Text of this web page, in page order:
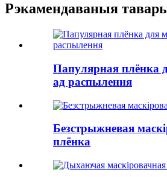
Рэкамендаваныя
Папулярная плёнка
ад распылення
Безстрыжневая
плёнка